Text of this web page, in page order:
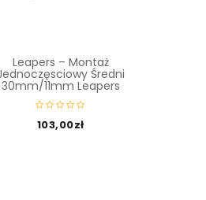
Leapers – Montaż
Średni
30mm/11mm Leapers
103,00zł